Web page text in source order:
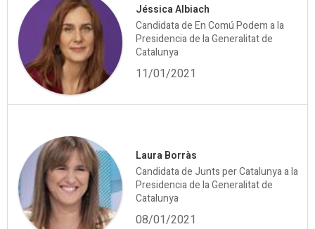
Jéssica Albiach
Candidata de En Comú Podem a la
Presidencia de la Generalitat de
Catalunya
11/01/2021
Laura Borràs
Candidata de Junts per Catalunya a la
Presidencia de la Generalitat de
Catalunya
08/01/2021